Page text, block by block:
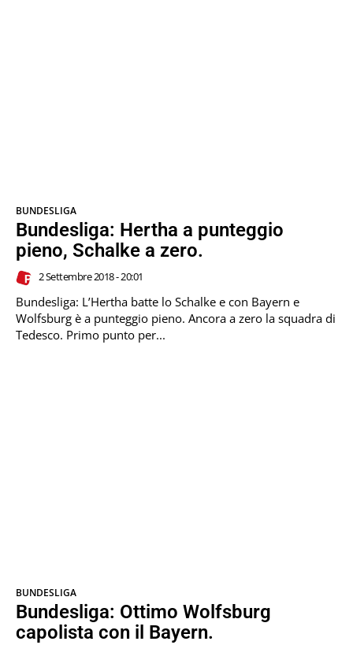
BUNDESLIGA
Bundesliga: Hertha a punteggio
pieno, Schalke a zero.
2 Settembre 2018 - 20:01
Bundesliga: L’Hertha batte lo Schalke e con Bayern e
Wolfsburg è a punteggio pieno. Ancora a zero la squadra di
Tedesco. Primo punto per...
BUNDESLIGA
Bundesliga: Ottimo Wolfsburg
capolista con il Bayern.